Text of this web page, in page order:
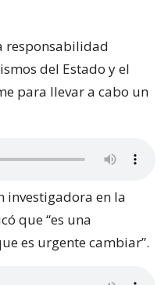
responsabilidad
del Estado y el
para llevar a cabo un
investigadora en la
que “es una
es urgente cambiar”.